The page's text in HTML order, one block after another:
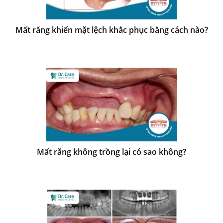
Mất răng khiến mặt lệch khắc phục bằng cách nào?
Mất răng không trồng lại có sao không?